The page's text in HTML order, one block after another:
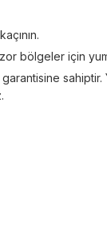
zor bölgeler için